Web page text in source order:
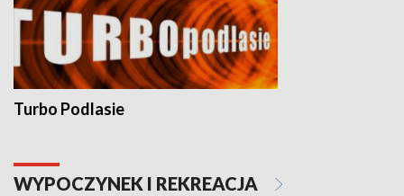
Turbo Podlasie
WYPOCZYNEK I REKREACJA